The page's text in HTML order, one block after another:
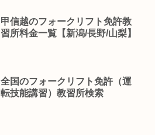
甲信越のフォークリフト免許教
習所料金一覧【新潟/長野/山梨】
全国のフォークリフト免許（運
転技能講習）教習所検索